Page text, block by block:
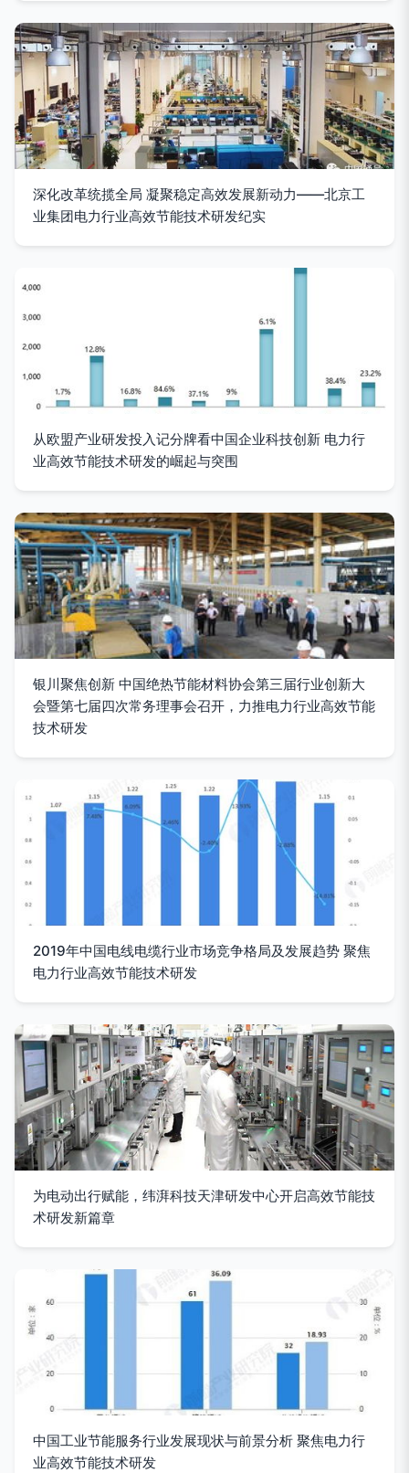
深化改革统揽全局 凝聚稳定高效发展新动力——北京工
业集团电力行业高效节能技术研发纪实
从欧盟产业研发投入记分牌看中国企业科技创新 电力行
业高效节能技术研发的崛起与突围
银川聚焦创新 中国绝热节能材料协会第三届行业创新大
会暨第七届四次常务理事会召开，力推电力行业高效节能
技术研发
2019年中国电线电缆行业市场竞争格局及发展趋势 聚焦
电力行业高效节能技术研发
为电动出行赋能，纬湃科技天津研发中心开启高效节能技
术研发新篇章
中国工业节能服务行业发展现状与前景分析 聚焦电力行
业高效节能技术研发